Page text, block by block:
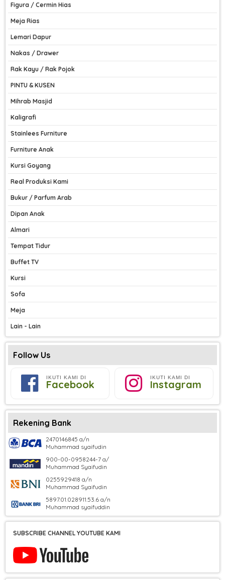
Figura / Cermin Hias
Meja Rias
Lemari Dapur
Nakas / Drawer
Rak Kayu / Rak Pojok
PINTU & KUSEN
Mihrab Masjid
Kaligrafi
Stainlees Furniture
Furniture Anak
Kursi Goyang
Real Produksi Kami
Bukur / Parfum Arab
Dipan Anak
Almari
Tempat Tidur
Buffet TV
Kursi
Sofa
Meja
Lain - Lain
Follow Us
IKUTI KAMI DI
Facebook
IKUTI KAMI DI
Instagram
Rekening Bank
2470146845 a/n
Muhammad syaifudin
900-00-0958244-7 a/
Muhammad Syaifudin
0255929418 a/n
Muhammad Syaifudin
5897.01.028911.53.6 a/n
Muhammad syaifuddin
SUBSCRIBE CHANNEL YOUTUBE KAMI